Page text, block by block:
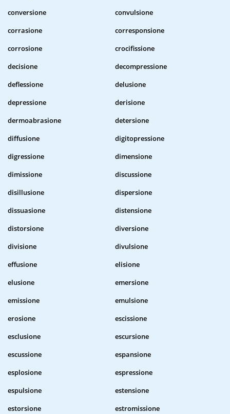
conversione
convulsione
corrasione
corresponsione
corrosione
crocifissione
decisione
decompressione
deflessione
delusione
depressione
derisione
dermoabrasione
detersione
diffusione
digitopressione
digressione
dimensione
dimissione
discussione
disillusione
dispersione
dissuasione
distensione
distorsione
diversione
divisione
divulsione
effusione
elisione
elusione
emersione
emissione
emulsione
erosione
escissione
esclusione
escursione
escussione
espansione
esplosione
espressione
espulsione
estensione
estorsione
estromissione